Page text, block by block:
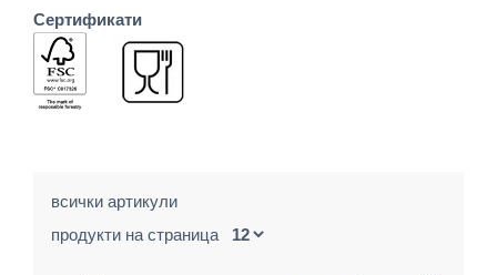
Сертификати
всички артикули
продукти на страница